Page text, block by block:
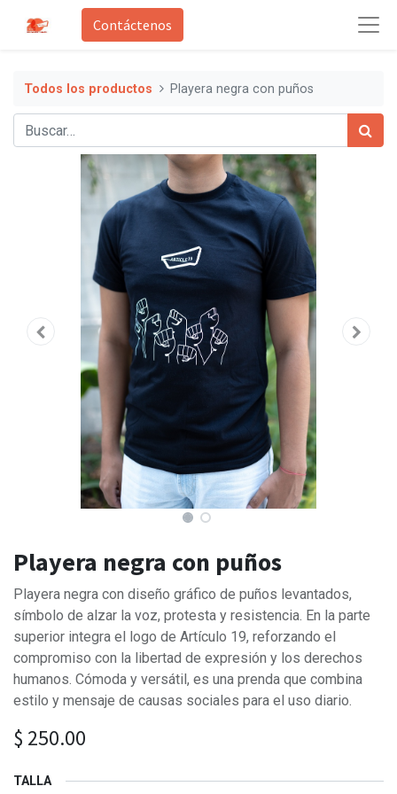
Contáctenos
Todos los productos Playera negra con puños
Playera negra con puños
Playera negra con diseño gráfico de puños levantados,
símbolo de alzar la voz, protesta y resistencia. En la parte
superior integra el logo de Artículo 19, reforzando el
compromiso con la libertad de expresión y los derechos
humanos. Cómoda y versátil, es una prenda que combina
estilo y mensaje de causas sociales para el uso diario.
$ 250.00
TALLA